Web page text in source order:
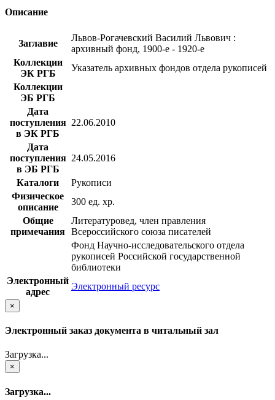
Описание
Заглавие
Львов-Рогачевский Василий Львович :
архивный фонд, 1900-е - 1920-е
Коллекции
ЭК РГБ
Указатель архивных фондов отдела рукописей
Коллекции
ЭБ РГБ
Дата
поступления
в ЭК РГБ
22.06.2010
Дата
поступления
в ЭБ РГБ
24.05.2016
Каталоги
Рукописи
Физическое
описание
300 ед. хр.
Общие
примечания
Литературовед, член правления
Всероссийского союза писателей
Фонд Научно-исследовательского отдела
рукописей Российской государственной
библиотеки
Электронный
адрес
Электронный ресурс
×
Электронный заказ документа в читальный зал
Загрузка...
×
Загрузка...